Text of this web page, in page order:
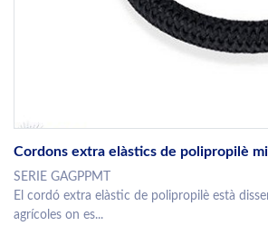
Cordons extra elàstics de polipropilè
SERIE GAGPPMT
El cordó extra elàstic de polipropilè està
agrícoles on es...